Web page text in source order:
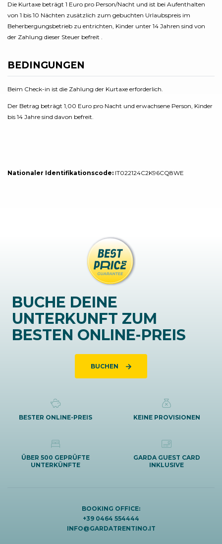
Die Kurtaxe beträgt 1 Euro pro Person/Nacht und ist bei Aufenthalten
von 1 bis 10 Nächten zusätzlich zum gebuchten Urlaubspreis im
Beherbergungsbetrieb zu entrichten, Kinder unter 14 Jahren sind von
der Zahlung dieser Steuer befreit .
BEDINGUNGEN
Beim Check-in ist die Zahlung der Kurtaxe erforderlich.
Der Betrag beträgt 1,00 Euro pro Nacht und erwachsene Person, Kinder
bis 14 Jahre sind davon befreit.
Nationaler Identifikationscode: IT022124C2K96CQ8WE
BUCHE DEINE
UNTERKUNFT ZUM
BESTEN ONLINE-PREIS
BUCHEN
BESTER ONLINE-PREIS KEINE PROVISIONEN
ÜBER 500 GEPRÜFTE
UNTERKÜNFTE
GARDA GUEST CARD
INKLUSIVE
BOOKING OFFICE:
+39 0464 554444
INFO@GARDATRENTINO.IT